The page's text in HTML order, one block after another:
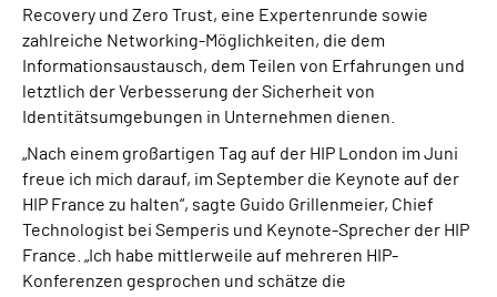
Recovery und Zero Trust, eine Expertenrunde sowie
zahlreiche Networking-Möglichkeiten, die dem
Informationsaustausch, dem Teilen von Erfahrungen und
letztlich der Verbesserung der Sicherheit von
Identitätsumgebungen in Unternehmen dienen.
„Nach einem großartigen Tag auf der HIP London im Juni
freue ich mich darauf, im September die Keynote auf der
HIP France zu halten“, sagte Guido Grillenmeier, Chief
Technologist bei Semperis und Keynote-Sprecher der HIP
France. „Ich habe mittlerweile auf mehreren HIP-
Konferenzen gesprochen und schätze die